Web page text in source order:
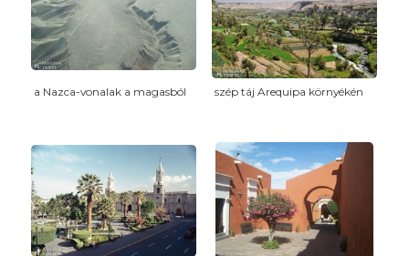
a Nazca-vonalak a magasból szép táj Arequipa környékén